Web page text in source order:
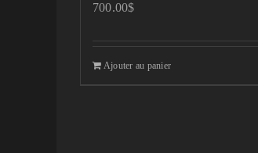
700.00$
Ajouter au panier